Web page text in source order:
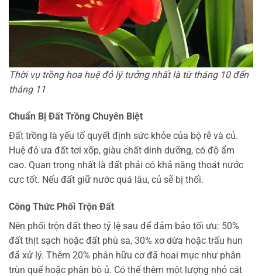
Thời vụ trồng hoa huệ đỏ lý tưởng nhất là từ tháng 10 đến
tháng 11
Chuẩn Bị Đất Trồng Chuyên Biệt
Đất trồng là yếu tố quyết định sức khỏe của bộ rễ và củ.
Huệ đỏ ưa đất tơi xốp, giàu chất dinh dưỡng, có độ ẩm
cao. Quan trọng nhất là đất phải có khả năng thoát nước
cực tốt. Nếu đất giữ nước quá lâu, củ sẽ bị thối.
Công Thức Phối Trộn Đất
Nên phối trộn đất theo tỷ lệ sau để đảm bảo tối ưu: 50%
đất thịt sạch hoặc đất phù sa, 30% xơ dừa hoặc trấu hun
đã xử lý. Thêm 20% phân hữu cơ đã hoai mục như phân
trùn quế hoặc phân bò ủ. Có thể thêm một lượng nhỏ cát